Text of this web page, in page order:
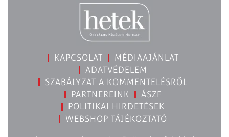
KAPCSOLAT
MÉDIAAJÁNLAT
ADATVÉDELEM
SZABÁLYZAT A KOMMENTELÉSRŐL
PARTNEREINK
ÁSZF
POLITIKAI HIRDETÉSEK
WEBSHOP TÁJÉKOZTATÓ